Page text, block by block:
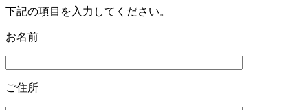
下記の項目を入力してください。
お名前
ご住所